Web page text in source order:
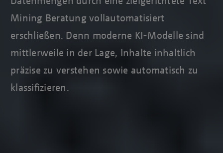
Mining Beratung vollautomatisiert
erschließen. Denn moderne KI-Modelle sind
mittlerweile in der Lage, Inhalte inhaltlich
präzise zu verstehen sowie automatisch zu
klassifizieren.